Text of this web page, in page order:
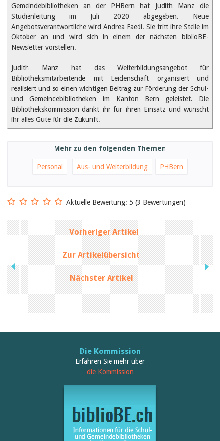
2024
2023
2022
2021
2020
2018
2017
2016
2014
2013
2012
Gemeindebibliotheken an der PHBern hat Judith Manz die
Studienleitung im Juli 2020 abgegeben. Neue
Angebotsverantwortliche wird Andrea Faedi. Sie tritt ihre Stelle im
Oktober an und wird sich in einem der nächsten biblioBE-
Newsletter vorstellen.
Judith Manz hat das Weiterbildungsangebot für
Bibliotheksmitarbeitende mit Leidenschaft organisiert und
realisiert und so einen wichtigen Beitrag zur Förderung der Schul-
und Gemeindebibliotheken im Kanton Bern geleistet. Die
Bibliothekskommission dankt ihr für ihren Einsatz und wünscht
ihr alles Gute für die Zukunft.
Mehr zu den folgenden Themen
Personal Aus- und Weiterbildung PHBern
Aktuelle Bewertung: 5 (3 Bewertungen)
Vorheriger Artikel
Zur Artikelübersicht
Nächster Artikel
Die Kommission
Erfahren Sie mehr über
die Kommission